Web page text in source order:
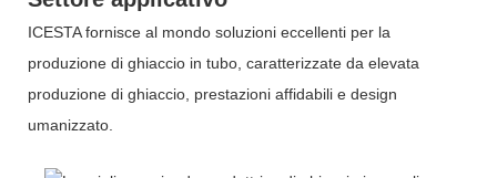
ICESTA fornisce al mondo soluzioni eccellenti per la
produzione di ghiaccio in tubo, caratterizzate da elevata
produzione di ghiaccio, prestazioni affidabili e design
umanizzato.